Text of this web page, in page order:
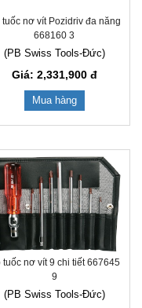
tuốc nơ vít Pozidriv đa năng
668160 3
(PB Swiss Tools-Đức)
Giá: 2,331,900đ
Mua hàng
tuốc nơ vít 9 chi tiết 667645
9
(PB Swiss Tools-Đức)